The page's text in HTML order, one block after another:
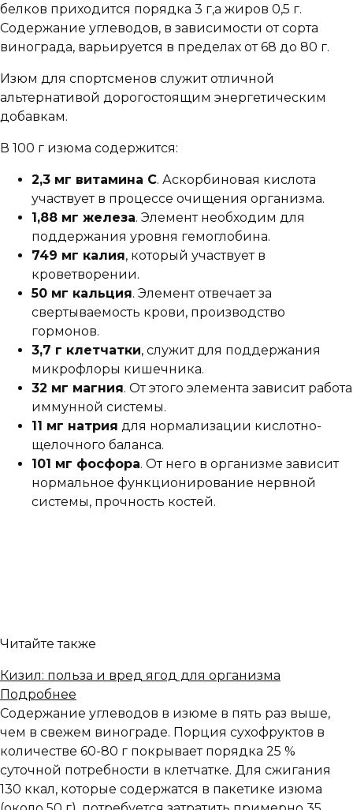
белков приходится порядка 3 г,а жиров 0,5 г.
Содержание углеводов, в зависимости от сорта
винограда, варьируется в пределах от 68 до 80 г.
Изюм для спортсменов служит отличной
альтернативой дорогостоящим энергетическим
добавкам.
В 100 г изюма содержится:
2,3 мг витамина С. Аскорбиновая кислота
участвует в процессе очищения организма.
1,88 мг железа. Элемент необходим для
поддержания уровня гемоглобина.
749 мг калия, который участвует в
кроветворении.
50 мг кальция. Элемент отвечает за
свертываемость крови, производство
гормонов.
3,7 г клетчатки, служит для поддержания
микрофлоры кишечника.
32 мг магния. От этого элемента зависит работа
иммунной системы.
11 мг натрия для нормализации кислотно-
щелочного баланса.
101 мг фосфора. От него в организме зависит
нормальное функционирование нервной
системы, прочность костей.
Читайте также
Кизил: польза и вред ягод для организма
Подробнее
Содержание углеводов в изюме в пять раз выше,
чем в свежем винограде. Порция сухофруктов в
количестве 60-80 г покрывает порядка 25 %
суточной потребности в клетчатке. Для сжигания
130 ккал, которые содержатся в пакетике изюма